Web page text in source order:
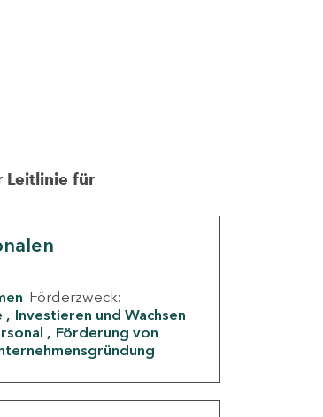
Leitlinie für
Förderzweck:
Investieren und Wachsen
Förderung von